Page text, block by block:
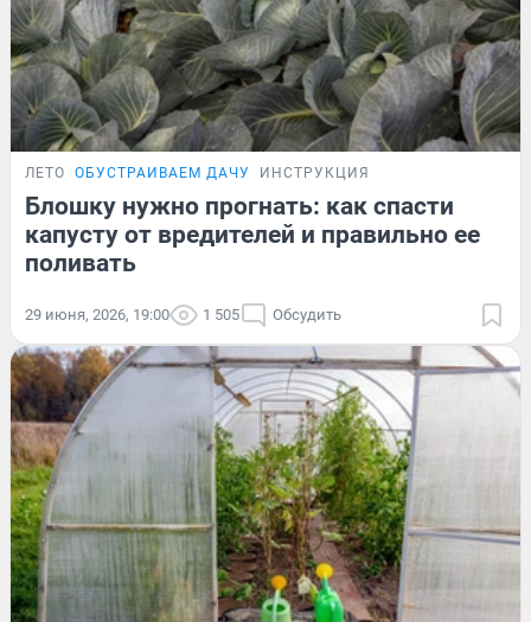
ЛЕТО ОБУСТРАИВАЕМ ДАЧУ ИНСТРУКЦИЯ
Блошку нужно прогнать: как спасти
капусту от вредителей и правильно ее
поливать
29 июня, 2026, 19:00 1 505 Обсудить